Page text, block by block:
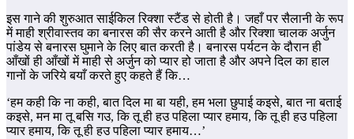
इस गाने की शुरुआत साईकिल रिक्शा स्टैंड से होती है। जहाँ पर सैलानी के रूप
में माही श्रीवास्तव का बनारस की सैर करने आती है और रिक्शा चालक अर्जुन
पांडेय से बनारस घुमाने के लिए बात करती है। बनारस पर्यटन के दौरान ही
आँखों ही आँखों में माही से अर्जुन को प्यार हो जाता है और अपने दिल का हाल
गानों के जरिये बयाँ करते हुए कहते हैं कि…
‘हम कही कि ना कही, बात दिल मा बा यही, हम भला छुपाई कइसे, बात ना बताई
कइसे, मन मा तू बसि गउ, कि तू ही हउ पहिला प्यार हमाय, कि तू ही हउ पहिला
प्यार हमाय, कि तू ही हउ पहिला प्यार हमाय…’